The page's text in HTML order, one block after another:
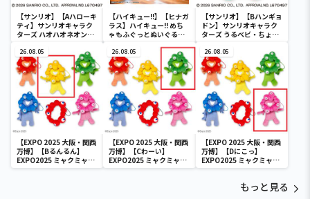
【サンリオ】【Aハローキ
ティ】サンリオキャラク
ターズ ハオハオネオンタ
【ハイキュー!!】【ヒナガ
ラス】ハイキュー!! めち
ゃもふぐっとぬいぐるみ
【サンリオ】【Bハンギョ
ドン】サンリオキャラク
ターズ うるベビ・ちょい
26.08.05
【EXPO 2025 大阪・関西
万博】【Bるんるん】
EXPO2025 ミャクミャク
カラフルゴム紐付きぬい
26.08.05
【EXPO 2025 大阪・関西
万博】【Cわーい】
EXPO2025 ミャクミャク
カラフルゴム紐付きぬい
26.08.05
【EXPO 2025 大阪・関西
万博】【Dにこっ】
EXPO2025 ミャクミャク
カラフルゴム紐付きぬい
もっと見る